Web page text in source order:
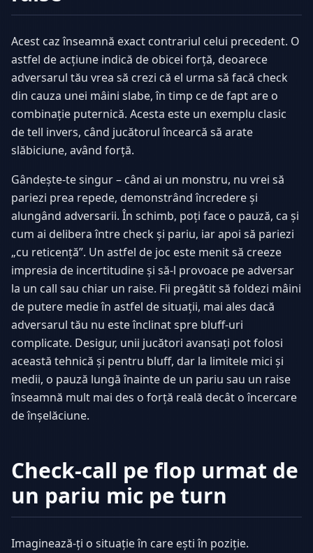
Acest caz înseamnă exact contrariul celui precedent. O
astfel de acțiune indică de obicei forță, deoarece
adversarul tău vrea să crezi că el urma să facă check
din cauza unei mâini slabe, în timp ce de fapt are o
combinație puternică. Acesta este un exemplu clasic
de tell invers, când jucătorul încearcă să arate
slăbiciune, având forță.
Gândește-te singur – când ai un monstru, nu vrei să
pariezi prea repede, demonstrând încredere și
alungând adversarii. În schimb, poți face o pauză, ca și
cum ai delibera între check și pariu, iar apoi să pariezi
„cu reticență”. Un astfel de joc este menit să creeze
impresia de incertitudine și să-l provoace pe adversar
la un call sau chiar un raise. Fii pregătit să foldezi mâini
de putere medie în astfel de situații, mai ales dacă
adversarul tău nu este înclinat spre bluff-uri
complicate. Desigur, unii jucători avansați pot folosi
această tehnică și pentru bluff, dar la limitele mici și
medii, o pauză lungă înainte de un pariu sau un raise
înseamnă mult mai des o forță reală decât o încercare
de înșelăciune.
Check-call pe flop urmat de
un pariu mic pe turn
Imaginează-ți o situație în care ești în poziție.